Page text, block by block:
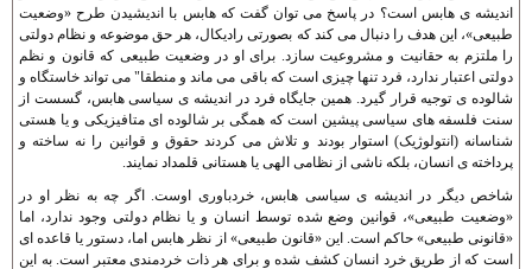
انديشه ی هابس است؟ در پاسخ می توان گفت که هابس با انديشيدن طرح «وضعيت
طبيعی»، اين هدف را دنبال می کند که بصورتی راديکال، هر حق موضوعه و نظام دولتی
را ملتزم به حقانيت و مشروعيت سازد. برای او در وضعيت طبيعی که قانون و نظم
دولتی اعتبار ندارد، فرد تنها چيزی است که باقی می ماند و منطقا" می تواند خاستگاه و
شالوده ی توجيه قرار گيرد. همين جايگاه فرد در انديشه ی سياسی هابس، گسست از
سنت فلسفه های سياسی پيشين است که همگی بر شالوده ای متافيزيکی و يا هستی
شناسانه (انتولوژيک) استوار بودند و تلاش می کردند حقوق و قوانين را نه ساخته و
پرداخته ی انسان، بلکه ناشی از نظامی الهی يا هستانی قلمداد نمايند.
شاخص ديگر در انديشه ی سياسی هابس، خردباوری اوست. اگر چه به نظر او در
«وضعيت طبيعی»، قوانين وضع شده توسط انسان و يا نظام دولتی وجود ندارد، اما
«قانونی طبيعی» حاکم است. اين «قانون طبيعی» از نظر هابس اما، دستور يا قاعده ای
است که از طريق خرد انسان کشف شده و برای هر ذات خردمندی معتبر است. به اين